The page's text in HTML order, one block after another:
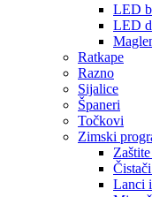
LED
LED
Ratkape
Razno
Sijalice
Španeri
Točkovi
Zimski
Lanci